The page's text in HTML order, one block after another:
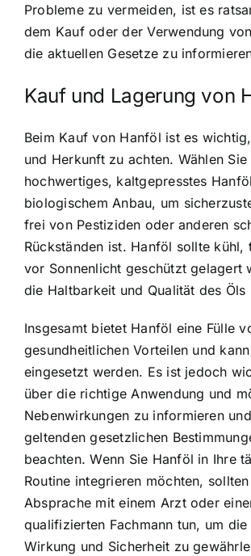
Probleme zu vermeiden, ist es
dem Kauf oder der Verwendung
die aktuellen Gesetze zu
Kauf und Lagerung von
Beim Kauf von Hanföl ist es
und Herkunft zu achten. Wählen Sie
hochwertiges, kaltgepresstes
biologischem Anbau, um
frei von Pestiziden oder anderen
Rückständen ist. Hanföl sollte kühl,
vor Sonnenlicht geschützt gelagert
die Haltbarkeit und Qualität des Öls
Insgesamt bietet Hanföl eine Fülle
gesundheitlichen Vorteilen und
eingesetzt werden. Es ist jedoch
über die richtige Anwendung und
Nebenwirkungen zu informieren
geltenden gesetzlichen
beachten. Wenn Sie Hanföl in Ihre
Routine integrieren möchten,
Absprache mit einem Arzt oder
qualifizierten Fachmann tun, um
Wirkung und Sicherheit zu